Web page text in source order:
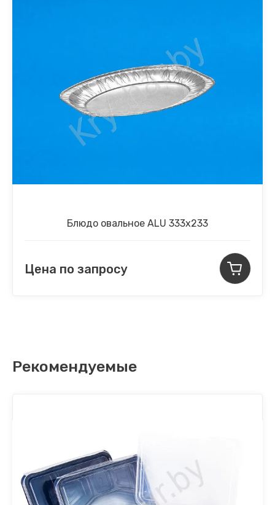
Блюдо овальное ALU 333х233
Цена по запросу
Рекомендуемые